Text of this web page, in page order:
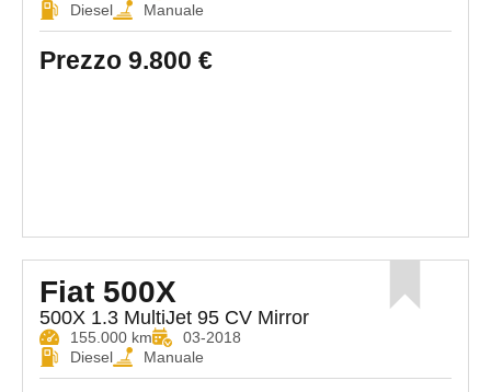
Diesel
Manuale
Prezzo 9.800 €
Fiat 500X
500X 1.3 MultiJet 95 CV Mirror
155.000 km
03-2018
Diesel
Manuale